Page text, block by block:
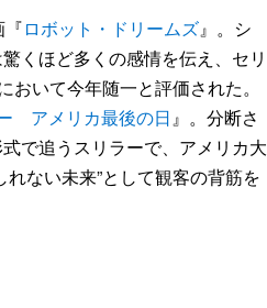
ロボット・ドリームズ』。シ
くほど多くの感情を伝え、セリ
いて今年随一と評価された。
アメリカ最後の日』。分断さ
で追うスリラーで、アメリカ大
ない未来”として観客の背筋を